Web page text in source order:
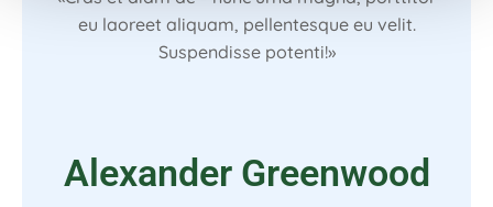
eu laoreet aliquam, pellentesque eu velit.
Suspendisse potenti!»
Alexander Greenwood